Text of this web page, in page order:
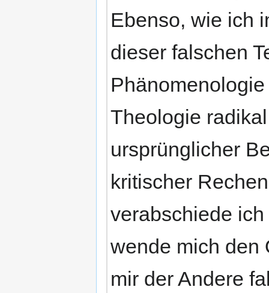
Ebenso, wie ich
dieser falschen
Theologie
ursprünglicher
kritischer
verabschiede
wende mich den
mir der Andere